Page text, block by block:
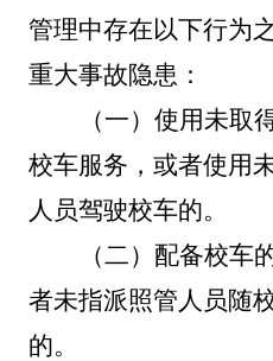
管理中存在以下行为
重大事故隐患：
（一） 使用未取
校车服务，或者使用
人员驾驶校车的。
（二） 配备校车
者未指派照管人员随
的。